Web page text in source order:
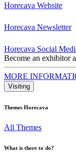
Horecava Website
Horecava Newsletter
Horecava Social
Become an exhibitor
MORE
Visiting
Themes Horecava
All Themes
What is there to do?